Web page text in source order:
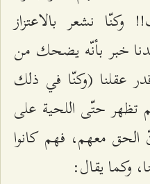
وكنّا نشعر بالاعتزاز
خبر بأنّه يضحك من
عقلنا (وكنّا في ذلك
تظهر حتّى اللحية على
الحق معهم، فهم كانوا
وكما يقال: